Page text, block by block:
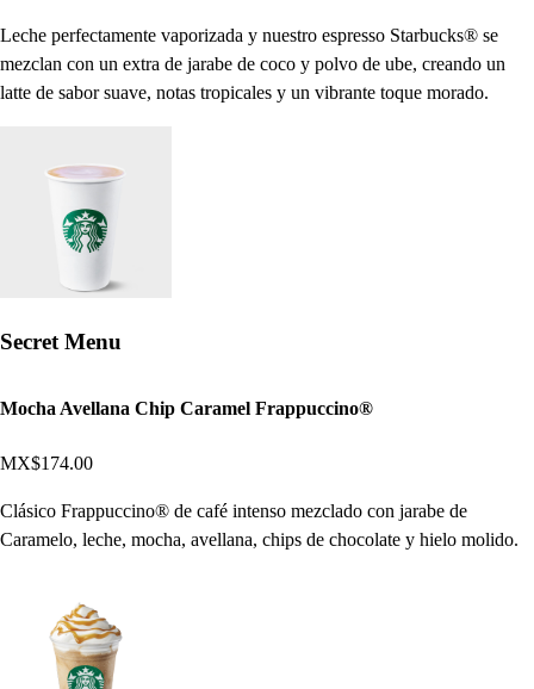
Leche perfectamente vaporizada y nuestro espresso Starbucks® se
mezclan con un extra de jarabe de coco y polvo de ube, creando un
latte de sabor suave, notas tropicales y un vibrante toque morado.
Secret Menu
Mocha Avellana Chip Caramel Frappuccino®
MX$174.00
Clásico Frappuccino® de café intenso mezclado con jarabe de
Caramelo, leche, mocha, avellana, chips de chocolate y hielo molido.